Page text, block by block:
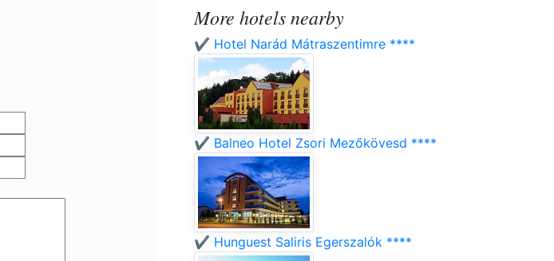
More hotels nearby
✔️ Hotel Narád Mátraszentimre ****
✔️ Balneo Hotel Zsori Mezőkövesd ****
✔️ Hunguest Saliris Egerszalók ****